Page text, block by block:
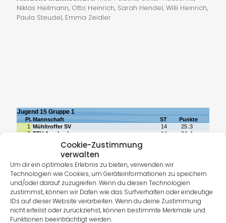
Cookie-Zustimmung
verwalten
Um dir ein optimales Erlebnis zu bieten, verwenden wir
Technologien wie Cookies, um Geräteinformationen zu speichern
und/oder darauf zuzugreifen. Wenn du diesen Technologien
zustimmst, können wir Daten wie das Surfverhalten oder eindeutige
IDs auf dieser Website verarbeiten. Wenn du deine Zustimmung
nicht erteilst oder zurückziehst, können bestimmte Merkmale und
Funktionen beeinträchtigt werden.
Niklas Heilmann, Otto Heinrich, Sarah Hendel, Willi Heinrich,
Paula Steudel, Emma Zeidler